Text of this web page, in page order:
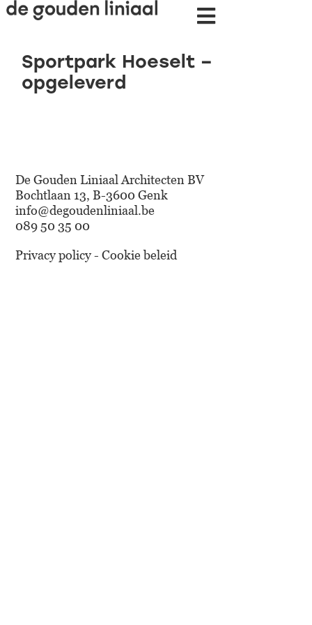
Sportpark Hoeselt –
opgeleverd
De Gouden Liniaal Architecten BV
Bochtlaan 13, B-3600 Genk
info@degoudenliniaal.be
089 50 35 00
Privacy policy - Cookie beleid